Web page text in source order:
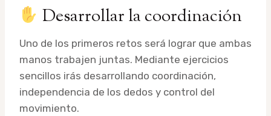
Desarrollar la coordinación
Uno de los primeros retos será lograr que ambas
manos trabajen juntas. Mediante ejercicios
sencillos irás desarrollando coordinación,
independencia de los dedos y control del
movimiento.